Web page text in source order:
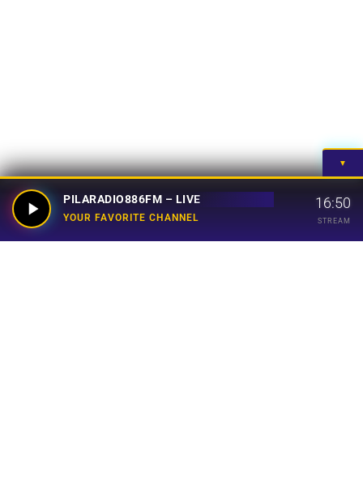
▼
PILARADIO886FM – LIVE
YOUR FAVORITE CHANNEL
16:50
STREAM